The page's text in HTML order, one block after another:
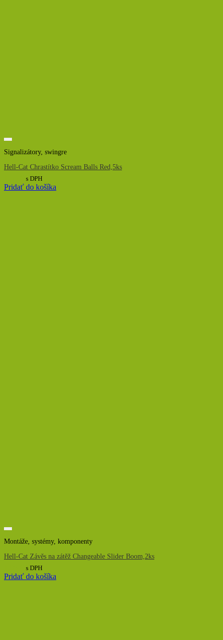
Signalizátory, swingre
Hell-Cat Chrastítko Scream Balls Red,5ks
s DPH
Pridať do košíka
Montáže, systémy, komponenty
Hell-Cat Závěs na zátěž Changeable Slider Boom,2ks
s DPH
Pridať do košíka